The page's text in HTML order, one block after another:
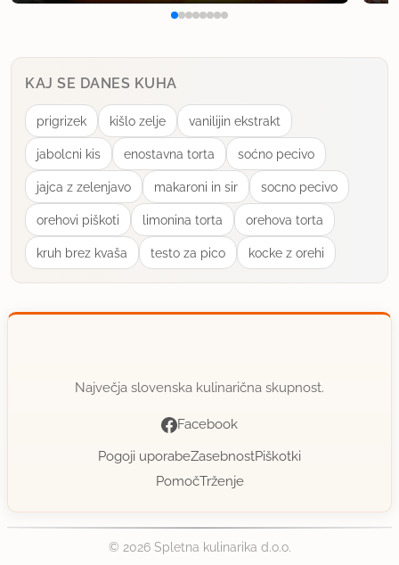
KAJ SE DANES KUHA
prigrizek kišlo zelje vanilijin ekstrakt
jabolcni kis enostavna torta soćno pecivo
jajca z zelenjavo makaroni in sir socno pecivo
orehovi piškoti limonina torta orehova torta
kruh brez kvaša testo za pico kocke z orehi
Največja slovenska kulinarična skupnost.
Facebook
Pogoji uporabeZasebnostPiškotki
PomočTrženje
© 2026 Spletna kulinarika d.o.o.